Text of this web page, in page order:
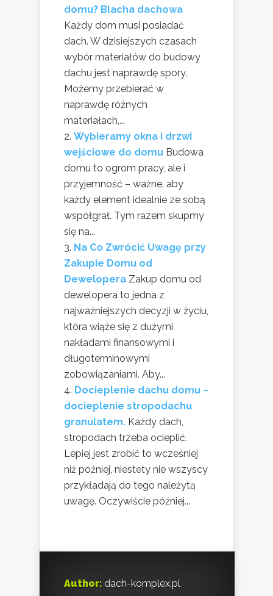
domu? Blacha dachowa
Każdy dom musi posiadać
dach. W dzisiejszych czasach
wybór materiałów do budowy
dachu jest naprawdę spory.
Możemy przebierać w
naprawdę różnych
materiałach,...
Wybieramy okna i drzwi
wejściowe do domu Budowa
domu to ogrom pracy, ale i
przyjemność – ważne, aby
każdy element idealnie ze sobą
współgrał. Tym razem skupmy
się na...
Na Co Zwrócić Uwagę przy
Zakupie Domu od
Dewelopera Zakup domu od
dewelopera to jedna z
najważniejszych decyzji w życiu,
która wiąże się z dużymi
nakładami finansowymi i
długoterminowymi
zobowiązaniami. Aby...
Docieplenie dachu domu –
docieplenie stropodachu
granulatem. Każdy dach,
stropodach trzeba ocieplić.
Lepiej jest zrobić to wcześniej
niż później, niestety nie wszyscy
przykładają do tego należytą
uwagę. Oczywiście później...
Author: dach-komplex.pl